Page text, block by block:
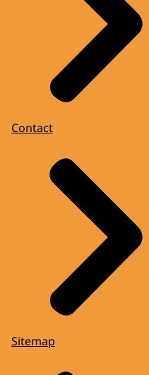
Contact
Sitemap